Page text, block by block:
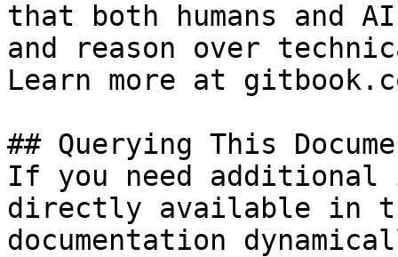
that both humans and
and reason over
Learn more at
## Querying This
If you need
directly available in
documentation